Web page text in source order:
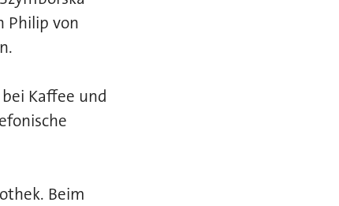
Philip von
Kaffee und
Beim